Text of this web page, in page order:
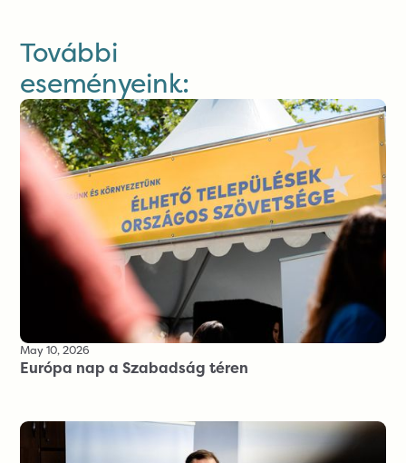
További
eseményeink:
May 10, 2026
Európa nap a Szabadság téren